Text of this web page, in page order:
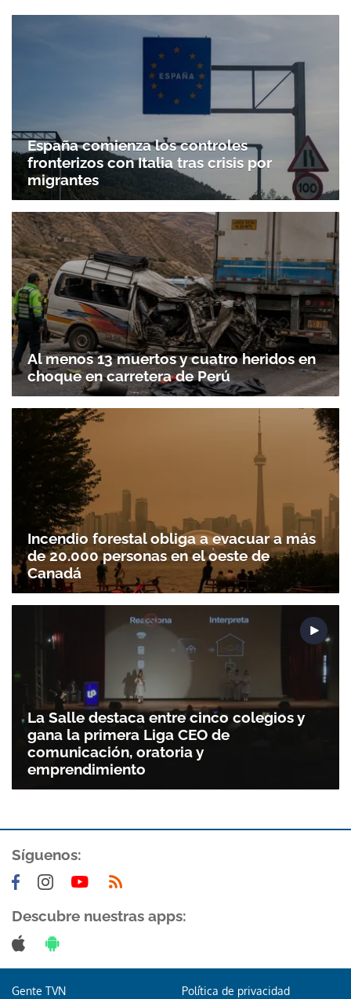
Gracias por suscribirte a nuestro boletín.
ACEPTAR
España comienza los controles
fronterizos con Italia tras crisis por
migrantes
Al menos 13 muertos y cuatro heridos en
choque en carretera de Perú
Incendio forestal obliga a evacuar a más
de 20.000 personas en el oeste de
Canadá
La Salle destaca entre cinco colegios y
gana la primera Liga CEO de
comunicación, oratoria y
emprendimiento
Síguenos:
Descubre nuestras apps:
Gente TVN Política de privacidad